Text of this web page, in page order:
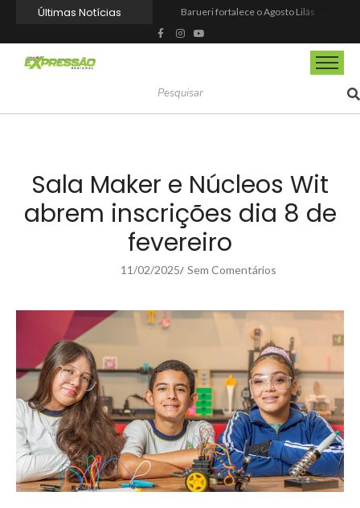
Últimas Notícias
Prefeitura inaugura Espaço Motoboy na Aldeia da Serra e amplia rede de apoio à categoria
Campeonato Municipal de Futebol de Campo 2026 abre inscrições para equipes de Mairinque
CIOESTE promove encontro para fortalecer liderança feminina, conexões e transformação social
Sala Maker e Núcleos Wit
abrem inscrições dia 8 de
fevereiro
11/02/2025/ Sem Comentários